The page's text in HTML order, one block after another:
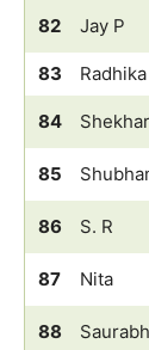
82 Jay P
83 Radhika
84
85
86 S. R
87 Nita
88